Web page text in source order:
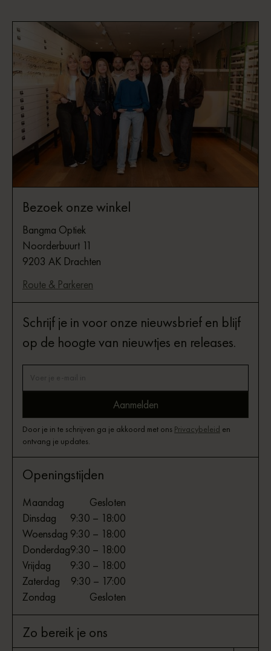
Bezoek onze winkel
Bangma Optiek
Noorderbuurt 11
9203 AK Drachten
Route & Parkeren
Schrijf je in voor onze nieuwsbrief en blijf
op de hoogte van nieuwtjes en releases.
Door je in te schrijven ga je akkoord met ons Privacybeleid en
ontvang je updates.
Openingstijden
Maandag
Gesloten
Dinsdag
9:30 – 18:00
Woensdag 9:30 – 18:00
Donderdag9:30 – 18:00
Vrijdag
9:30 – 18:00
Zaterdag
9:30 – 17:00
Zondag
Gesloten
Zo bereik je ons